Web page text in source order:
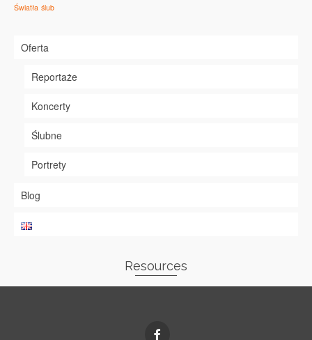
Światła ślub
Oferta
Reportaże
Koncerty
Ślubne
Portrety
Blog
Resources